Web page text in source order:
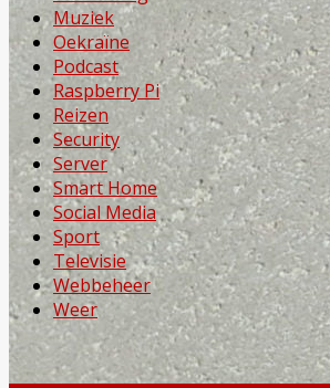
Muziek
Oekraïne
Podcast
Raspberry Pi
Reizen
Security
Server
Smart Home
Social Media
Sport
Televisie
Webbeheer
Weer